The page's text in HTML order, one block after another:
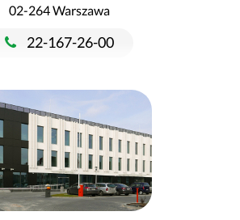
02-264 Warszawa
22-167-26-00